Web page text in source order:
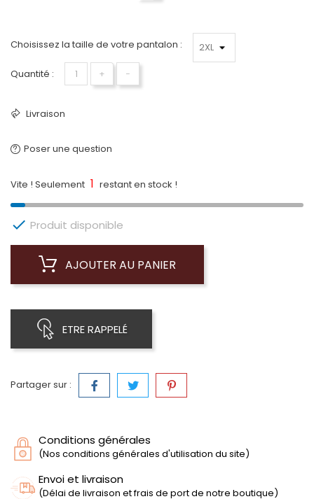
Choisissez la taille de votre pantalon :
Quantité : + −
Livraison
Poser une question
Vite ! Seulement 1 restant en stock !
 Produit disponible
AJOUTER AU PANIER
ETRE RAPPELÉ
Partager sur :
Conditions générales
(Nos conditions générales d'utilisation du site)
Envoi et livraison
(Délai de livraison et frais de port de notre boutique)